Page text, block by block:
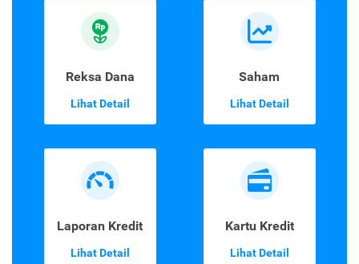
Reksa Dana
Lihat Detail
Saham
Lihat Detail
Laporan Kredit
Lihat Detail
Kartu Kredit
Lihat Detail